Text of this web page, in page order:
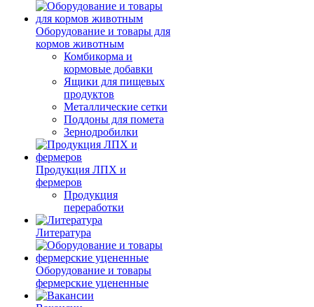
Оборудование и товары для
кормов животным
Комбикорма и
кормовые добавки
Ящики для пищевых
продуктов
Металлические сетки
Поддоны для помета
Зернодробилки
Продукция ЛПХ и
фермеров
Продукция
переработки
Литература
Оборудование и товары
фермерские уцененные